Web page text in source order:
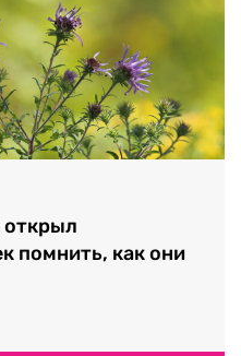
открыл
помнить, как они